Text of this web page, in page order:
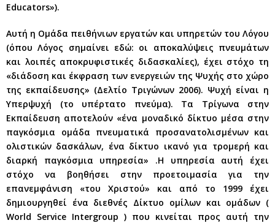
Educators»).
Αυτή η Ομάδα πειθήνιων εργατών και υπηρετών του Λόγου
(όπου Λόγος σημαίνει εδώ: οι αποκαλύψεις πνευμάτων
και λοιπές αποκρυφιστικές διδασκαλίες), έχει στόχο τη
«διάδοση και έκφραση των ενεργειών της Ψυχής στο χώρο
της εκπαίδευσης» (Δελτίο Τριγώνων 2006). Ψυχή είναι η
Υπερψυχή (το υπέρτατο πνεύμα). Τα Τρίγωνα στην
Εκπαίδευση αποτελούν «ένα μοναδικό δίκτυο μέσα στην
παγκόσμια ομάδα πνευματικά προσανατολισμένων και
ολιστικών δασκάλων, ένα δίκτυο ικανό για τρομερή και
διαρκή παγκόσμια υπηρεσία» .Η υπηρεσία αυτή έχει
στόχο να βοηθήσει στην προετοιμασία για την
επανεμφάνιση «του Χριστού» και από το 1999 έχει
δημιουργηθεί ένα διεθνές Δίκτυο ομίλων και ομάδων (
World Service Intergroup ) που κινείται προς αυτή την